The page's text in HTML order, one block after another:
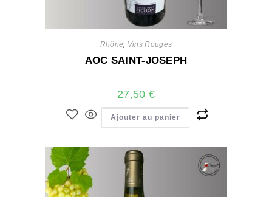
Rhône Vins Rouges
AOC SAINT-JOSEPH
27,50 €
Ajouter au panier